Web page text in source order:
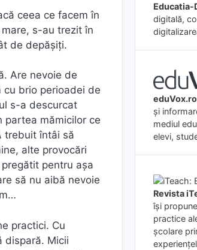
ceea ce facem în
s-au trezit în
de depășiți.
Are nevoie de
brio perioadei de
s-a descurcat
partea mămicilor ce
trebuit întâi să
alte provocări
pentru așa
să nu aibă nevoie
practici. Cu
dispară. Micii
Educatia-
digitală,
eduVox.ro
și
mediul
elevi,
Revista
îşi
practice
şcolare